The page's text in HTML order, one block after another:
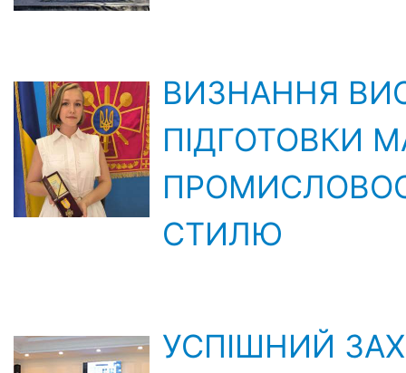
ВИЗНАННЯ
ПІДГОТОВКИ
СТИЛЮ
УСПІШНИЙ